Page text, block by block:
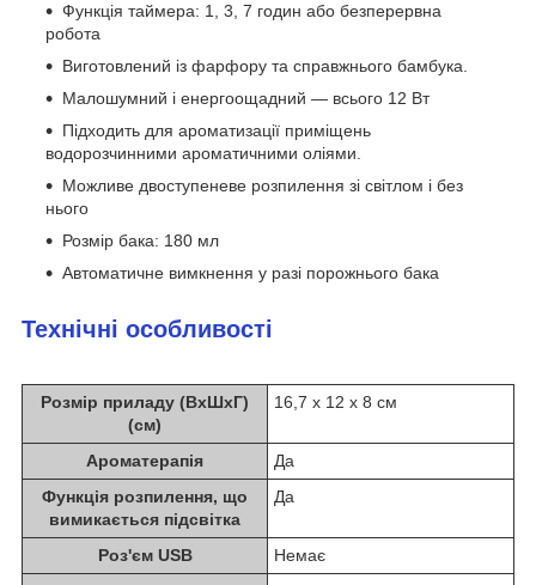
Функція таймера: 1, 3, 7 годин або безперервна
робота
Виготовлений із фарфору та справжнього бамбука.
Малошумний і енергоощадний — всього 12 Вт
Підходить для ароматизації приміщень
водорозчинними ароматичними оліями.
Можливе двоступеневе розпилення зі світлом і без
нього
Розмір бака: 180 мл
Автоматичне вимкнення у разі порожнього бака
Технічні особливості
Розмір приладу (ВхШхГ)
(см)
16,7 х 12 х 8 см
Ароматерапія
Да
Функція розпилення, що
вимикається підсвітка
Да
Роз'єм USB
Немає